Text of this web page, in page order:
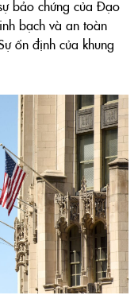
bảo chứng của Đạo
bạch và an toàn
ổn định của khung